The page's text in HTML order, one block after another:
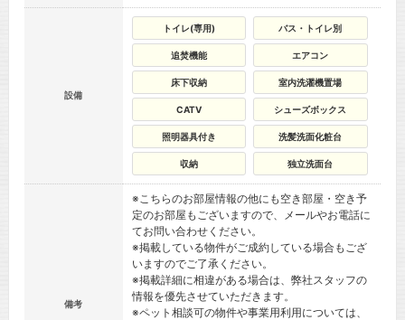
設備
トイレ(専用) バス・トイレ別
追焚機能 エアコン
床下収納 室内洗濯機置場
CATV シューズボックス
照明器具付き 洗髪洗面化粧台
収納 独立洗面台
備考
※こちらのお部屋情報の他にも空き部屋・空き予
定のお部屋もございますので、メールやお電話に
てお問い合わせください。
※掲載している物件がご成約している場合もござ
いますのでご了承ください。
※掲載詳細に相違がある場合は、弊社スタッフの
情報を優先させていただきます。
※ペット相談可の物件や事業用利用については、